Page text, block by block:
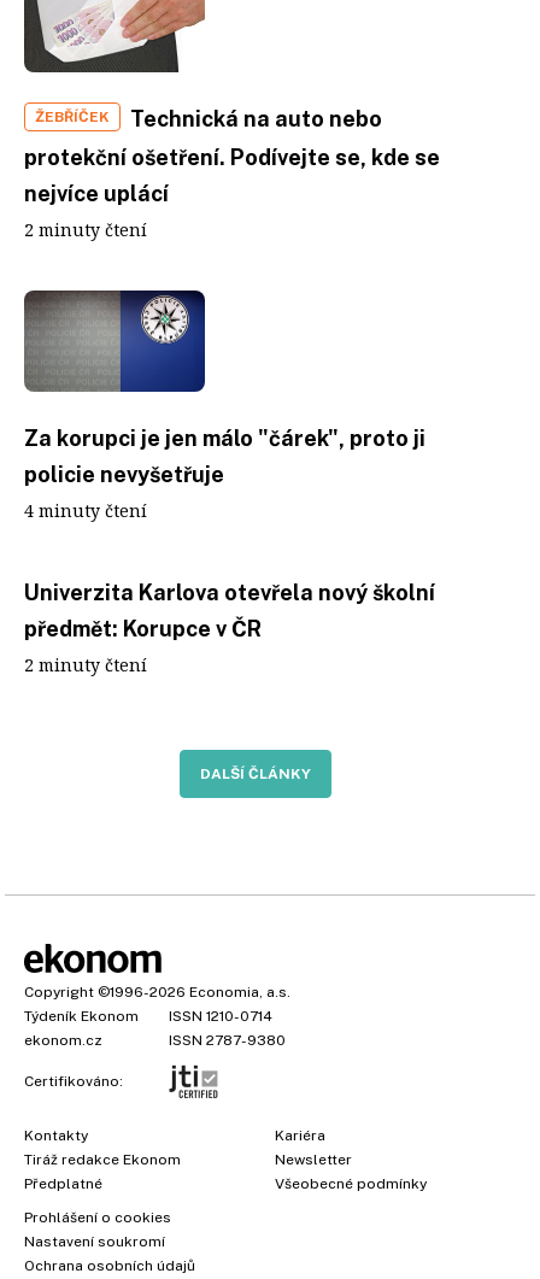
ŽEBŘÍČEK
Technická na auto nebo
protekční ošetření. Podívejte se, kde se
nejvíce uplácí
2 minuty čtení
Za korupci je jen málo "čárek", proto ji
policie nevyšetřuje
4 minuty čtení
Univerzita Karlova otevřela nový školní
předmět: Korupce v ČR
2 minuty čtení
DALŠÍ ČLÁNKY
Copyright ©1996-2026 Economia, a.s.
Týdeník Ekonom
ISSN 1210-0714
ekonom.cz
ISSN 2787-9380
Certifikováno:
Kontakty
Tiráž redakce Ekonom
Předplatné
Kariéra
Newsletter
Všeobecné podmínky
Prohlášení o cookies
Nastavení soukromí
Ochrana osobních údajů